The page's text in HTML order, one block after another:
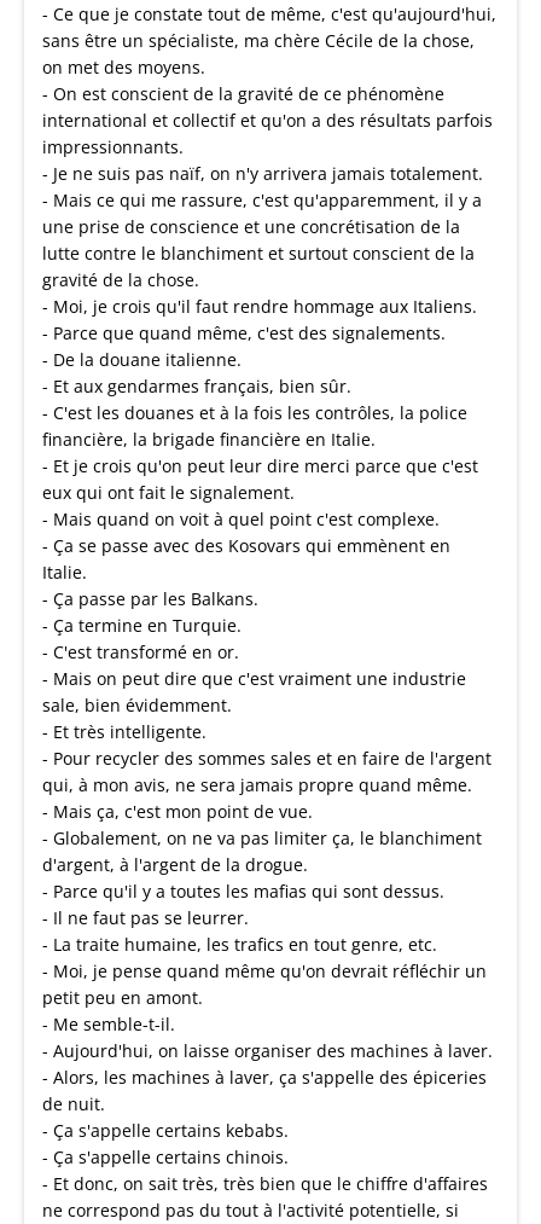
- Ce que je constate tout de même, c'est qu'aujourd'hui,
sans être un spécialiste, ma chère Cécile de la chose,
on met des moyens.
- On est conscient de la gravité de ce phénomène
international et collectif et qu'on a des résultats parfois
impressionnants.
- Je ne suis pas naïf, on n'y arrivera jamais totalement.
- Mais ce qui me rassure, c'est qu'apparemment, il y a
une prise de conscience et une concrétisation de la
lutte contre le blanchiment et surtout conscient de la
gravité de la chose.
- Moi, je crois qu'il faut rendre hommage aux Italiens.
- Parce que quand même, c'est des signalements.
- De la douane italienne.
- Et aux gendarmes français, bien sûr.
- C'est les douanes et à la fois les contrôles, la police
financière, la brigade financière en Italie.
- Et je crois qu'on peut leur dire merci parce que c'est
eux qui ont fait le signalement.
- Mais quand on voit à quel point c'est complexe.
- Ça se passe avec des Kosovars qui emmènent en
Italie.
- Ça passe par les Balkans.
- Ça termine en Turquie.
- C'est transformé en or.
- Mais on peut dire que c'est vraiment une industrie
sale, bien évidemment.
- Et très intelligente.
- Pour recycler des sommes sales et en faire de l'argent
qui, à mon avis, ne sera jamais propre quand même.
- Mais ça, c'est mon point de vue.
- Globalement, on ne va pas limiter ça, le blanchiment
d'argent, à l'argent de la drogue.
- Parce qu'il y a toutes les mafias qui sont dessus.
- Il ne faut pas se leurrer.
- La traite humaine, les trafics en tout genre, etc.
- Moi, je pense quand même qu'on devrait réfléchir un
petit peu en amont.
- Me semble-t-il.
- Aujourd'hui, on laisse organiser des machines à laver.
- Alors, les machines à laver, ça s'appelle des épiceries
de nuit.
- Ça s'appelle certains kebabs.
- Ça s'appelle certains chinois.
- Et donc, on sait très, très bien que le chiffre d'affaires
ne correspond pas du tout à l'activité potentielle, si